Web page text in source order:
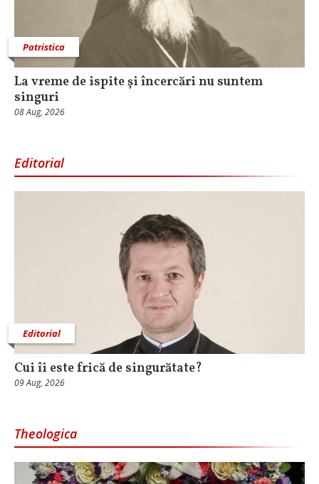
Patristica
La vreme de ispite și încercări nu suntem
singuri
08 Aug, 2026
Editorial
Editorial
Cui îi este frică de singurătate?
09 Aug, 2026
Theologica